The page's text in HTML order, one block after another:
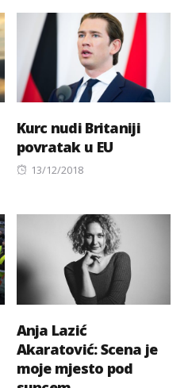
Kurc nudi Britaniji
povratak u EU
Posted
13/12/2018
Anja Lazić
Akaratović: Scena je
moje mjesto pod